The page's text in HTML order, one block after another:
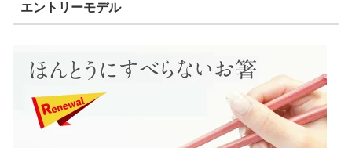
エントリーモデル